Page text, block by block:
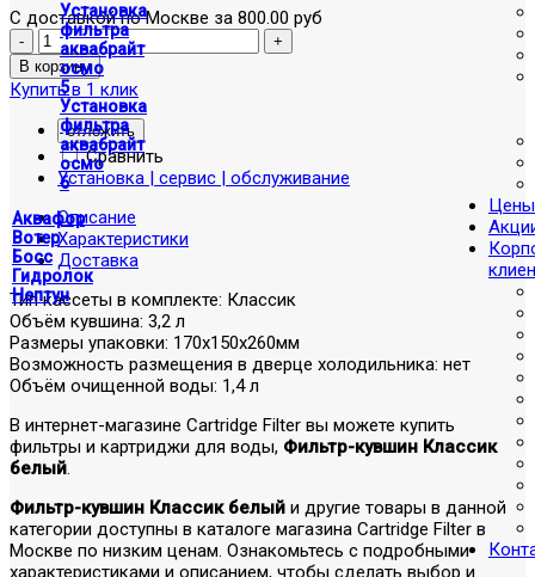
Установка
фильтра
аквабрайт
осмо
5
Установка
фильтра
аквабрайт
осмо
6
Аквафор
Вотер
Босс
Гидролок
Нептун
Цены
С доставкой по Москве за 800.00 руб
Купить в 1 клик
отложить
Сравнить
Установка | сервис | обслуживание
Описание
Характеристики
Доставка
Тип кассеты в комплекте: Классик
Объём кувшина: 3,2 л
Размеры упаковки: 170x150x260мм
Возможность размещения в дверце холодильника: нет
Объём очищенной воды: 1,4 л
В интернет-магазине Cartridge Filter вы можете купить
фильтры и картриджи для воды, Фильтр-кувшин Классик
белый.
Фильтр-кувшин Классик белый и другие товары в данной
категории доступны в каталоге магазина Cartridge Filter в
Москве по низким ценам. Ознакомьтесь с подробными
характеристиками и описанием, чтобы сделать выбор и